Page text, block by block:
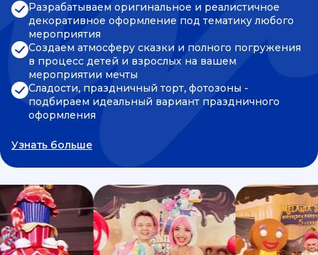
Разрабатываем оригинальное и реалистичное
декоративное оформление под тематику любого
мероприятия
Создаем атмосферу сказки и полного погружения
в процесс детей и взрослых на вашем
мероприятии мечты
Сладости, праздничный торт, фотозоны -
подбираем идеальный вариант праздничного
оформления
Узнать больше